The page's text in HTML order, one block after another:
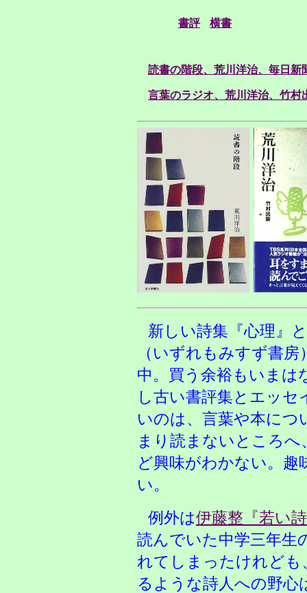
書評 横書
読書の階段、荒川洋治、毎日新
言葉のラジオ、荒川洋治、竹村
新しい詩集『心理』
（いずれもみすず書
中。買う余裕もいまは
し古い書評集とエッ
いのは、言葉や本につ
まり読まないところ
ど興味がわかない。
い。
例外は伊藤整『若い
読んでいた中学三年生
れてしまったけれども
るような詩人への野心